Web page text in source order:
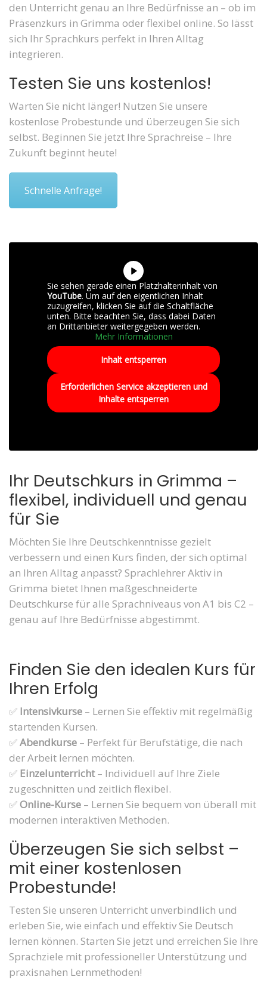
den Unterricht genau an Ihre Bedürfnisse an – ob im
Präsenzkurs in Grimma oder flexibel online. So lässt
sich Ihr Sprachkurs perfekt in Ihren Alltag
integrieren.
Testen Sie uns kostenlos!
Warten Sie nicht länger! Nutzen Sie unsere
kostenlose Probestunde und überzeugen Sie sich
selbst. Beginnen Sie jetzt Ihre Sprachreise – Ihre
Zukunft beginnt heute!
Schnelle Anfrage!
Sie sehen gerade einen Platzhalterinhalt von
YouTube. Um auf den eigentlichen Inhalt
zuzugreifen, klicken Sie auf die Schaltfläche
unten. Bitte beachten Sie, dass dabei Daten
an Drittanbieter weitergegeben werden.
Mehr Informationen
Inhalt entsperren
Erforderlichen Service akzeptieren und
Inhalte entsperren
Ihr Deutschkurs in Grimma –
flexibel, individuell und genau
für Sie
Möchten Sie Ihre Deutschkenntnisse gezielt
verbessern und einen Kurs finden, der sich optimal
an Ihren Alltag anpasst? Sprachlehrer Aktiv in
Grimma bietet Ihnen maßgeschneiderte
Deutschkurse für alle Sprachniveaus von A1 bis C2 –
genau auf Ihre Bedürfnisse abgestimmt.
Finden Sie den idealen Kurs für
Ihren Erfolg
✅ Intensivkurse – Lernen Sie effektiv mit regelmäßig
startenden Kursen.
✅Abendkurse – Perfekt für Berufstätige, die nach
der Arbeit lernen möchten.
✅ Einzelunterricht– Individuell auf Ihre Ziele
zugeschnitten und zeitlich flexibel.
✅Online-Kurse – Lernen Sie bequem von überall mit
modernen interaktiven Methoden.
Überzeugen Sie sich selbst –
mit einer kostenlosen
Probestunde!
Testen Sie unseren Unterricht unverbindlich und
erleben Sie, wie einfach und effektiv Sie Deutsch
lernen können. Starten Sie jetzt und erreichen Sie Ihre
Sprachziele mit professioneller Unterstützung und
praxisnahen Lernmethoden!